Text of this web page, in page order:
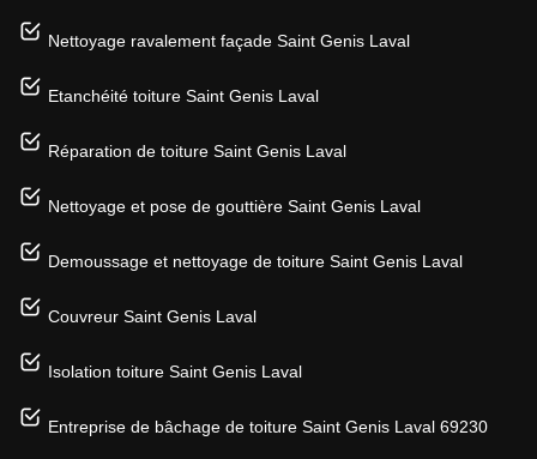
Nettoyage ravalement façade Saint Genis Laval
Etanchéité toiture Saint Genis Laval
Réparation de toiture Saint Genis Laval
Nettoyage et pose de gouttière Saint Genis Laval
Demoussage et nettoyage de toiture Saint Genis Laval
Couvreur Saint Genis Laval
Isolation toiture Saint Genis Laval
Entreprise de bâchage de toiture Saint Genis Laval 69230